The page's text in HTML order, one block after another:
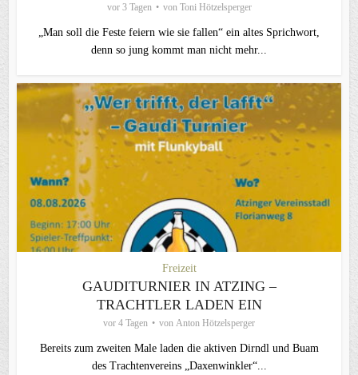
vor 3 Tagen von Toni Hötzelsperger
„Man soll die Feste feiern wie sie fallen“ ein altes Sprichwort,
denn so jung kommt man nicht mehr...
Freizeit
GAUDITURNIER IN ATZING –
TRACHTLER LADEN EIN
vor 4 Tagen von Anton Hötzelsperger
Bereits zum zweiten Male laden die aktiven Dirndl und Buam
des Trachtenvereins „Daxenwinkler“...